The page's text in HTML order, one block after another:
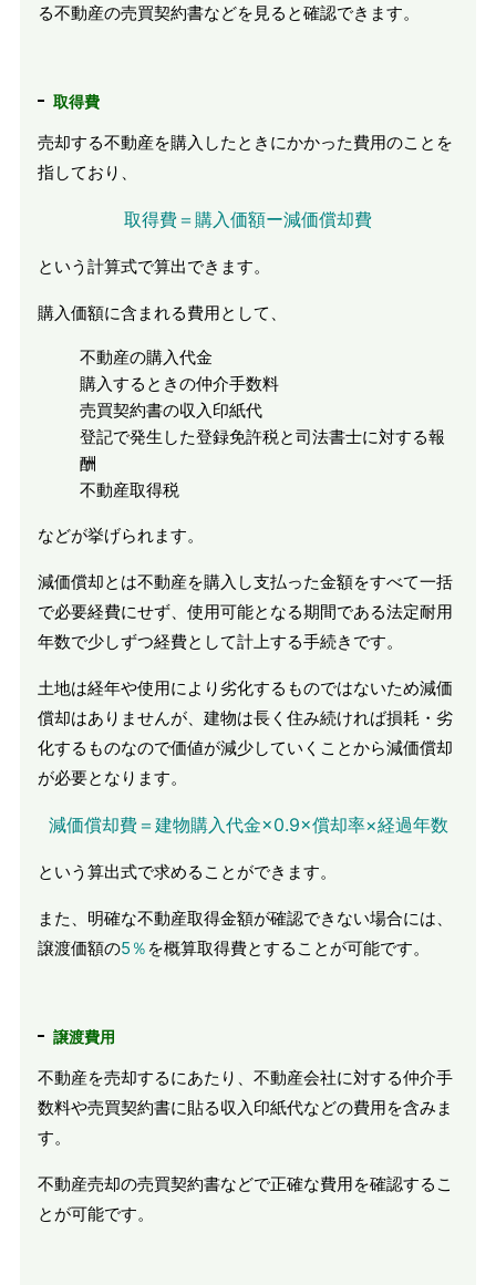
る不動産の売買契約書などを見ると確認できます。
取得費
売却する不動産を購入したときにかかった費用のことを
指しており、
取得費＝購入価額ー減価償却費
という計算式で算出できます。
購入価額に含まれる費用として、
不動産の購入代金
購入するときの仲介手数料
売買契約書の収入印紙代
登記で発生した登録免許税と司法書士に対する報
酬
不動産取得税
などが挙げられます。
減価償却とは不動産を購入し支払った金額をすべて一括
で必要経費にせず、使用可能となる期間である法定耐用
年数で少しずつ経費として計上する手続きです。
土地は経年や使用により劣化するものではないため減価
償却はありませんが、建物は長く住み続ければ損耗・劣
化するものなので価値が減少していくことから減価償却
が必要となります。
減価償却費＝建物購入代金×0.9×償却率×経過年数
という算出式で求めることができます。
また、明確な不動産取得金額が確認できない場合には、
譲渡価額の5％ を概算取得費とすることが可能です。
譲渡費用
不動産を売却するにあたり、不動産会社に対する仲介手
数料や売買契約書に貼る収入印紙代などの費用を含みま
す。
不動産売却の売買契約書などで正確な費用を確認するこ
とが可能です。